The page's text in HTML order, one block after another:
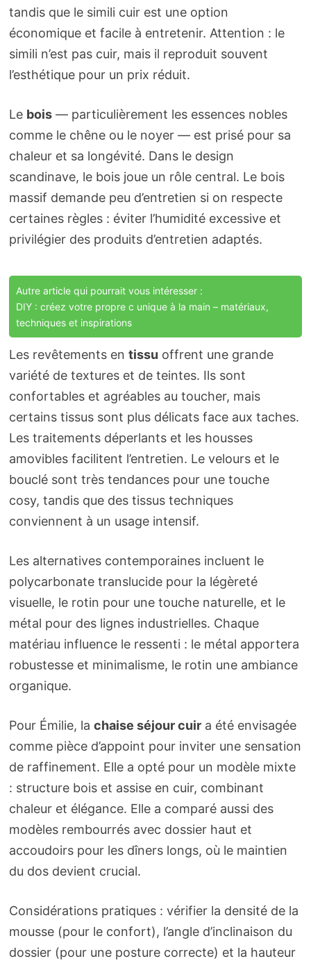
tandis que le simili cuir est une option
économique et facile à entretenir. Attention : le
simili n’est pas cuir, mais il reproduit souvent
l’esthétique pour un prix réduit.
Le bois— particulièrement les essences nobles
comme le chêne ou le noyer — est prisé pour sa
chaleur et sa longévité. Dans le design
scandinave, le bois joue un rôle central. Le bois
massif demande peu d’entretien si on respecte
certaines règles : éviter l’humidité excessive et
privilégier des produits d’entretien adaptés.
Autre article qui pourrait vous intéresser :
DIY : créez votre propre c unique à la main – matériaux,
techniques et inspirations
Les revêtements en tissu offrent une grande
variété de textures et de teintes. Ils sont
confortables et agréables au toucher, mais
certains tissus sont plus délicats face aux taches.
Les traitements déperlants et les housses
amovibles facilitent l’entretien. Le velours et le
bouclé sont très tendances pour une touche
cosy, tandis que des tissus techniques
conviennent à un usage intensif.
Les alternatives contemporaines incluent le
polycarbonate translucide pour la légèreté
visuelle, le rotin pour une touche naturelle, et le
métal pour des lignes industrielles. Chaque
matériau influence le ressenti : le métal apportera
robustesse et minimalisme, le rotin une ambiance
organique.
Pour Émilie, la chaise séjour cuira été envisagée
comme pièce d’appoint pour inviter une sensation
de raffinement. Elle a opté pour un modèle mixte
: structure bois et assise en cuir, combinant
chaleur et élégance. Elle a comparé aussi des
modèles rembourrés avec dossier haut et
accoudoirs pour les dîners longs, où le maintien
du dos devient crucial.
Considérations pratiques : vérifier la densité de la
mousse (pour le confort), l’angle d’inclinaison du
dossier (pour une posture correcte) et la hauteur